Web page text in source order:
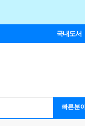
국내도서
빠른분